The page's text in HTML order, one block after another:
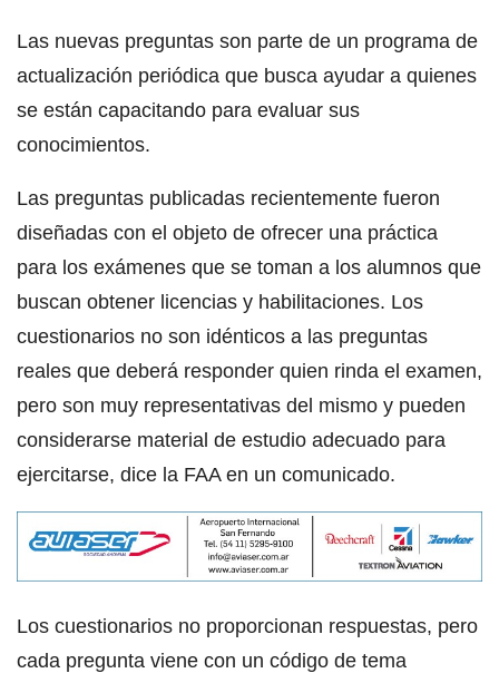
Las nuevas preguntas son parte de un programa de
actualización periódica que busca ayudar a quienes
se están capacitando para evaluar sus
conocimientos.
Las preguntas publicadas recientemente fueron
diseñadas con el objeto de ofrecer una práctica
para los exámenes que se toman a los alumnos que
buscan obtener licencias y habilitaciones. Los
cuestionarios no son idénticos a las preguntas
reales que deberá responder quien rinda el examen,
pero son muy representativas del mismo y pueden
considerarse material de estudio adecuado para
ejercitarse, dice la FAA en un comunicado.
Los cuestionarios no proporcionan respuestas, pero
cada pregunta viene con un código de tema